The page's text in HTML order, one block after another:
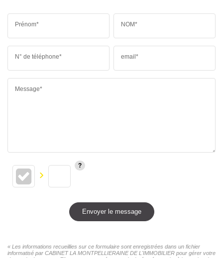
Prénom* NOM*
N° de téléphone* email*
Message*
Envoyer le message
« Les informations recueillies sur ce formulaire sont enregistrées dans un fichier
informatisé par CABINET LA MONTPELLIERAINE DE L'IMMOBILIER pour gérer votre